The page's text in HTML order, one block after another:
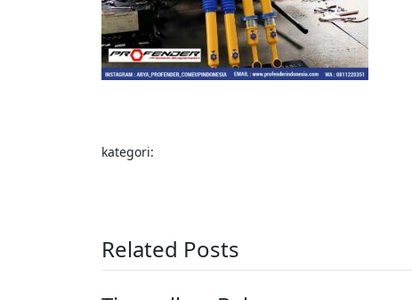
kategori:
Related Posts